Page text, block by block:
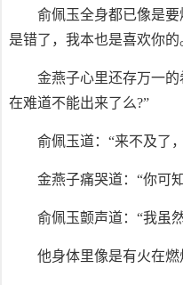
俞佩玉全身都已像是
是错了，我本也是喜欢你的
金燕子心里还存万一
在难道不能出来了么?”
俞佩玉道：“来不及了
金燕子痛哭道：“你可
俞佩玉颤声道：“我虽
他身体里像是有火在燃